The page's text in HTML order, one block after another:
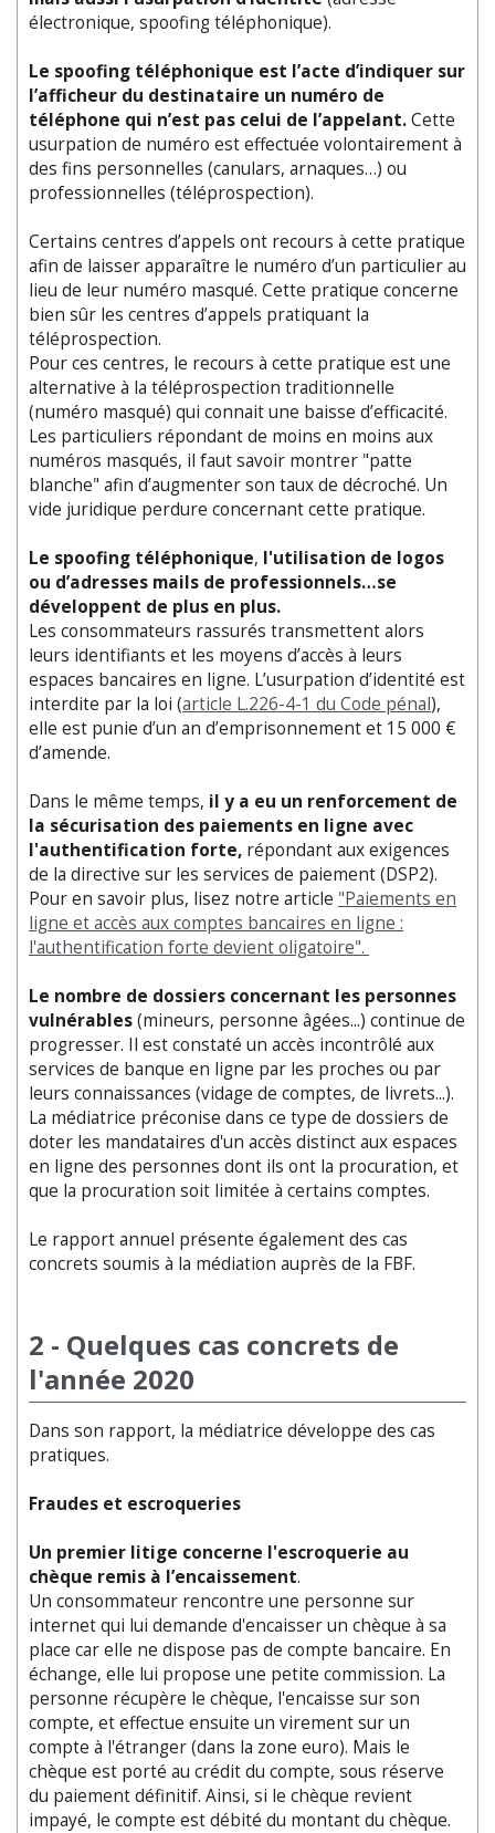
électronique, spoofing téléphonique).
Le spoofing téléphonique est l’acte d’indiquer sur
l’afficheur du destinataire un numéro de
téléphone qui n’est pas celui de l’appelant.Cette
usurpation de numéro est effectuée volontairement à
des fins personnelles (canulars, arnaques…) ou
professionnelles (téléprospection).
Certains centres d’appels ont recours à cette pratique
afin de laisser apparaître le numéro d’un particulier au
lieu de leur numéro masqué. Cette pratique concerne
bien sûr les centres d’appels pratiquant la
téléprospection.
Pour ces centres, le recours à cette pratique est une
alternative à la téléprospection traditionnelle
(numéro masqué) qui connait une baisse d’efficacité.
Les particuliers répondant de moins en moins aux
numéros masqués, il faut savoir montrer "patte
blanche" afin d’augmenter son taux de décroché. Un
vide juridique perdure concernant cette pratique.
Le spoofing téléphonique, l'utilisation de logos
ou d’adresses mails de professionnels…se
développent de plus en plus.
Les consommateurs rassurés transmettent alors
leurs identifiants et les moyens d’accès à leurs
espaces bancaires en ligne. L’usurpation d’identité est
interdite par la loi (article L.226-4-1 du Code pénal),
elle est punie d’un an d’emprisonnement et 15 000 €
d’amende.
Dans le même temps, il y a eu un renforcement de
la sécurisation des paiements en ligne avec
l'authentification forte, répondant aux exigences
de la directive sur les services de paiement (DSP2).
Pour en savoir plus, lisez notre article "Paiements en
ligne et accès aux comptes bancaires en ligne :
l'authentification forte devient oligatoire".
Le nombre de dossiers concernant les personnes
vulnérables(mineurs, personne âgées...) continue de
progresser. Il est constaté un accès incontrôlé aux
services de banque en ligne par les proches ou par
leurs connaissances (vidage de comptes, de livrets...).
La médiatrice préconise dans ce type de dossiers de
doter les mandataires d'un accès distinct aux espaces
en ligne des personnes dont ils ont la procuration, et
que la procuration soit limitée à certains comptes.
Le rapport annuel présente également des cas
concrets soumis à la médiation auprès de la FBF.
2 - Quelques cas concrets de
l'année 2020
Dans son rapport, la médiatrice développe des cas
pratiques.
Fraudes et escroqueries
Un premier litige concerne l'escroquerie au
chèque remis à l’encaissement.
Un consommateur rencontre une personne sur
internet qui lui demande d'encaisser un chèque à sa
place car elle ne dispose pas de compte bancaire. En
échange, elle lui propose une petite commission. La
personne récupère le chèque, l'encaisse sur son
compte, et effectue ensuite un virement sur un
compte à l'étranger (dans la zone euro). Mais le
chèque est porté au crédit du compte, sous réserve
du paiement définitif. Ainsi, si le chèque revient
impayé, le compte est débité du montant du chèque.